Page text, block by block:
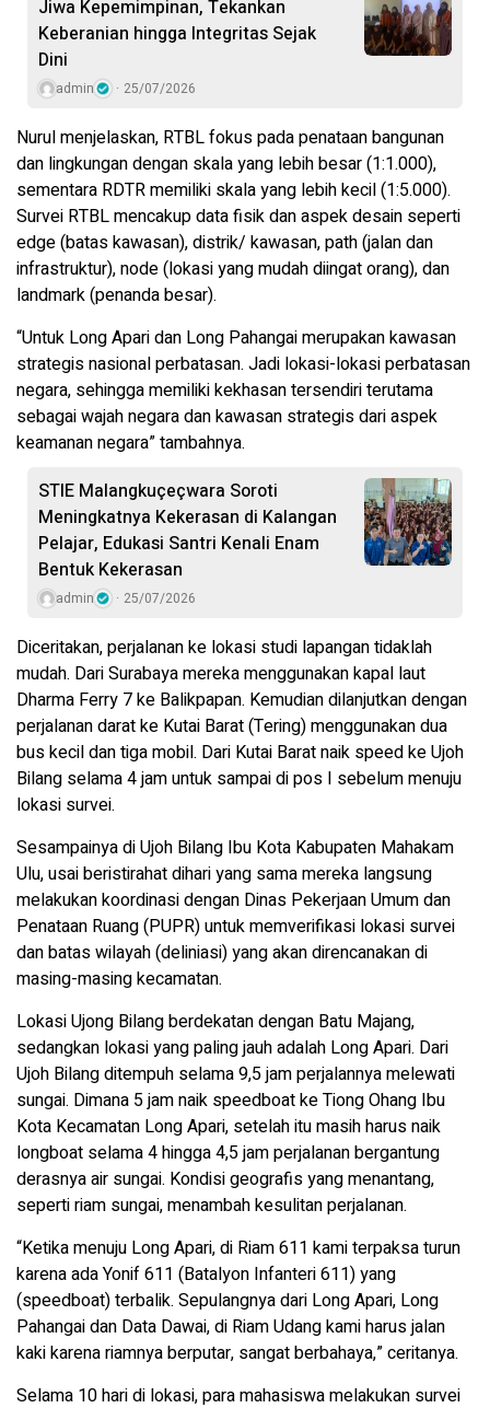
Jiwa Kepemimpinan, Tekankan
Keberanian hingga Integritas Sejak
Dini
admin 25/07/2026
Nurul menjelaskan, RTBL fokus pada penataan bangunan
dan lingkungan dengan skala yang lebih besar (1:1.000),
sementara RDTR memiliki skala yang lebih kecil (1:5.000).
Survei RTBL mencakup data fisik dan aspek desain seperti
edge (batas kawasan), distrik/ kawasan, path (jalan dan
infrastruktur), node (lokasi yang mudah diingat orang), dan
landmark (penanda besar).
“Untuk Long Apari dan Long Pahangai merupakan kawasan
strategis nasional perbatasan. Jadi lokasi-lokasi perbatasan
negara, sehingga memiliki kekhasan tersendiri terutama
sebagai wajah negara dan kawasan strategis dari aspek
keamanan negara” tambahnya.
STIE Malangkuçeçwara Soroti
Meningkatnya Kekerasan di Kalangan
Pelajar, Edukasi Santri Kenali Enam
Bentuk Kekerasan
admin 25/07/2026
Diceritakan, perjalanan ke lokasi studi lapangan tidaklah
mudah. Dari Surabaya mereka menggunakan kapal laut
Dharma Ferry 7 ke Balikpapan. Kemudian dilanjutkan dengan
perjalanan darat ke Kutai Barat (Tering) menggunakan dua
bus kecil dan tiga mobil. Dari Kutai Barat naik speed ke Ujoh
Bilang selama 4 jam untuk sampai di pos I sebelum menuju
lokasi survei.
Sesampainya di Ujoh Bilang Ibu Kota Kabupaten Mahakam
Ulu, usai beristirahat dihari yang sama mereka langsung
melakukan koordinasi dengan Dinas Pekerjaan Umum dan
Penataan Ruang (PUPR) untuk memverifikasi lokasi survei
dan batas wilayah (deliniasi) yang akan direncanakan di
masing-masing kecamatan.
Lokasi Ujong Bilang berdekatan dengan Batu Majang,
sedangkan lokasi yang paling jauh adalah Long Apari. Dari
Ujoh Bilang ditempuh selama 9,5 jam perjalannya melewati
sungai. Dimana 5 jam naik speedboat ke Tiong Ohang Ibu
Kota Kecamatan Long Apari, setelah itu masih harus naik
longboat selama 4 hingga 4,5 jam perjalanan bergantung
derasnya air sungai. Kondisi geografis yang menantang,
seperti riam sungai, menambah kesulitan perjalanan.
“Ketika menuju Long Apari, di Riam 611 kami terpaksa turun
karena ada Yonif 611 (Batalyon Infanteri 611) yang
(speedboat) terbalik. Sepulangnya dari Long Apari, Long
Pahangai dan Data Dawai, di Riam Udang kami harus jalan
kaki karena riamnya berputar, sangat berbahaya,” ceritanya.
Selama 10 hari di lokasi, para mahasiswa melakukan survei